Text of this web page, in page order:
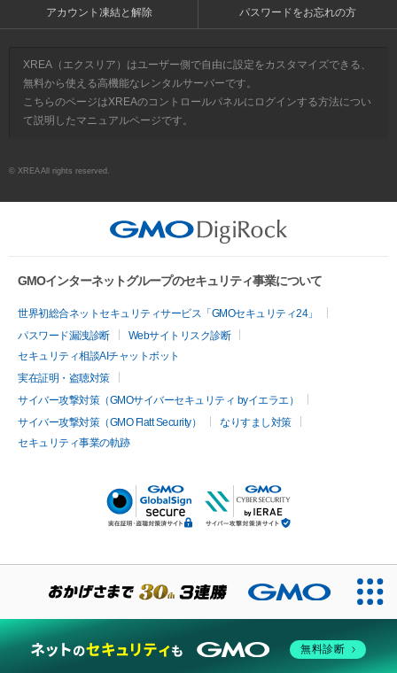
アカウント凍結と解除 パスワードをお忘れの方
XREA（エクスリア）はユーザー側で自由に設定をカスタマイズできる、
無料から使える高機能なレンタルサーバーです。
こちらのページはXREAのコントロールパネルにログインする方法につい
て説明したマニュアルページです。
© XREA All rights reserved.
GMOインターネットグループのセキュリティ事業について
世界初総合ネットセキュリティサービス「GMOセキュリティ24」
パスワード漏洩診断
Webサイトリスク診断
セキュリティ相談AIチャットボット
実在証明・盗聴対策
サイバー攻撃対策（GMOサイバーセキュリティ byイエラエ）
サイバー攻撃対策（GMO Flatt Security）
なりすまし対策
セキュリティ事業の軌跡
無料診断